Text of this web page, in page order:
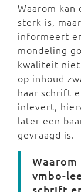
Waarom
sterk is,
informeert
mondeling
kwaliteit niet
op inhoud
haar schrift
inlevert,
later een
gevraagd is.
vmbo-
schrift